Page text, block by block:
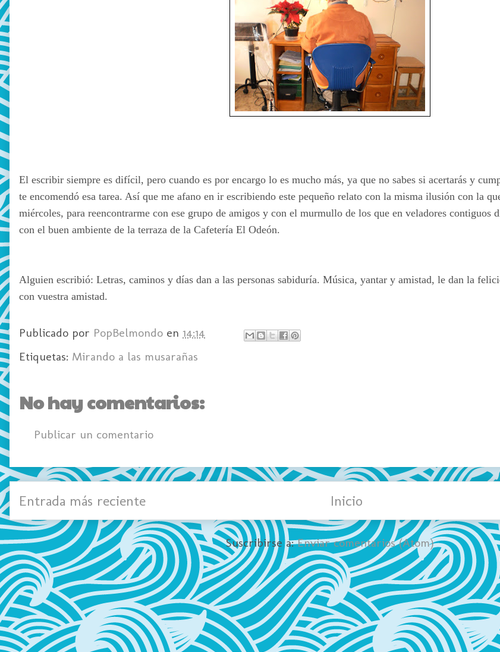
El escribir siempre es difícil, pero cuando es por encargo lo es mucho más, ya que no sabes si acertarás y
te encomendó esa tarea. Así que me afano en ir escribiendo este pequeño relato con la misma ilusión con la
miércoles, para reencontrarme con ese grupo de amigos y con el murmullo de los que en veladores contiguos
con el buen ambiente de la terraza de la Cafetería El Odeón.
Alguien escribió: Letras, caminos y días dan a las personas sabiduría. Música, yantar y amistad, le dan la
con vuestra amistad.
Publicado por PopBelmondo en 14:14
Etiquetas: Mirando a las musarañas
No hay comentarios:
Publicar un comentario
Entrada más reciente Inicio
Suscribirse a:Enviar comentarios (Atom)